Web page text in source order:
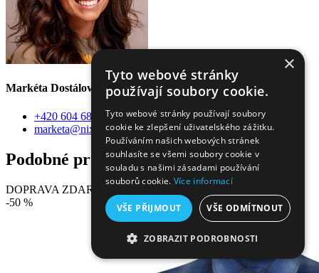
Markéta Dostálová
+420 604 684 168
marketa@nixski.cz
Podobné produkty
DOPRAVA ZDARMA
-50 %
×
Tyto webové stránky
používají soubory cookie.
Tyto webové stránky používají soubory
cookie ke zlepšení uživatelského zážitku.
Používáním našich webových stránek
souhlasíte se všemi soubory cookie v
souladu s našimi zásadami používání
souborů cookie. Více informací
VŠE PŘIJMOUT VŠE ODMÍTNOUT
ZOBRAZIT PODROBNOSTI
NEZBYTNĚ NUTNÉ SOUBORY